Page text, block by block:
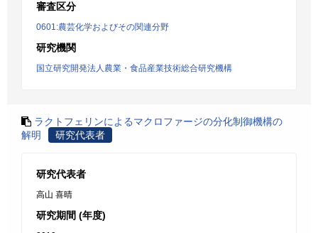
審査区分
0601:農芸化学およびその関連分野
研究機関
国立研究開発法人農業・食品産業技術総合研究機構
ラクトフェリンによるマクロファージの分化制御機構の
解明
研究代表者
研究代表者
高山 喜晴
研究期間 (年度)